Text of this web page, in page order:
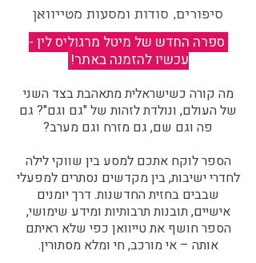
סיפורים, סודות ומסעות מטייוואן
ספרה החדש של מיטל מרגוליס לין -
עכשיו להזמנה באתר!
מה קורה כשישראלית מתאהבת בצד השני
של העולם, ונולדת לזהות של "גם וגם"? גם
פה וגם שם, גם מזרח וגם מערב?​​
הספר לוקח אתכם למסע בין שווקי לילה
לחדרי ישיבות, בין מקדשים נסתרים למפעלי
שבבים בחזית החדשנות. דרך יומנים
אישיים, תובנות תרבותיות ומידע שימושי,
הספר חושף את טייוואן כפי שלא ראיתם
אותה – אי מורכב, חי ומלא מסתורין.